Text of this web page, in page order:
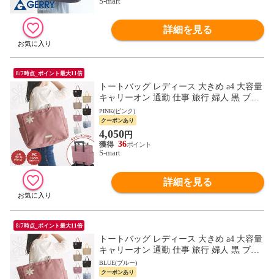
詳細を見る
8/7時点_ポイント最大11倍
トートバッグ レディース 大きめ a4 大容量
キャリーオン 通勤 仕事 旅行 婦人 黒 ブラ
ック モカ オレンジ ブラックブラウン ピン
ク ネイビー
PINK(ピンク)
クーポンあり
4,050円
36
S-mart
詳細を見る
8/7時点_ポイント最大11倍
トートバッグ レディース 大きめ a4 大容量
キャリーオン 通勤 仕事 旅行 婦人 黒 ブラ
ック モカ オレンジ ブラックブラウン ピン
ク ネイビー
BLUE(ブルー)
クーポンあり